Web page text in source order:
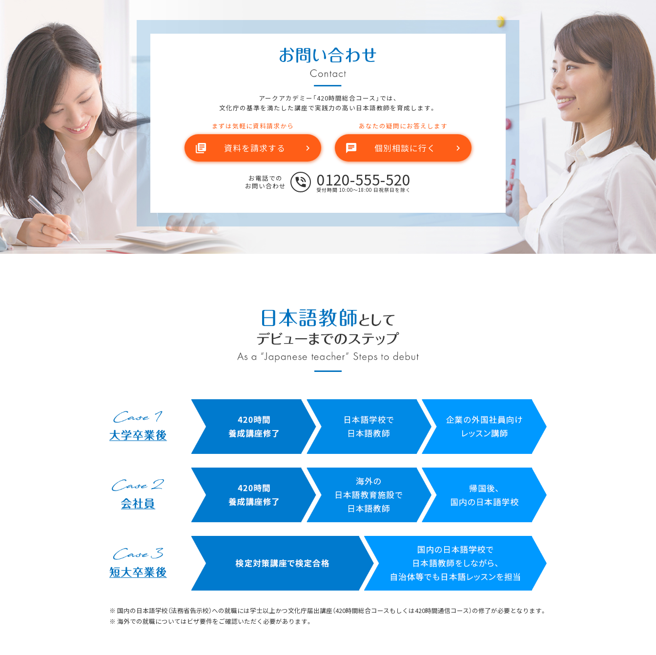
アークアカデミー「420時間総合コース」では、
文化庁の基準を満たした講座で実践力の高い日本語教師を育成します。
まずは気軽に資料請求から
library_books 資料を請求する chevron_right
あなたの疑問にお答えします
chat 個別相談に行く chevron_right
お電話での
お問い合わせ
phone_in_talk 0120-555-520
受付時間 10:00～18:00 日祝祭日を除く
※ 国内の日本語学校（法務省告示校）への就職には学士以上かつ文化庁届出講座（420時間総合コースもしくは420時間通信コース）の修了が必要となります。
※ 海外での就職についてはビザ要件をご確認いただく必要があります。